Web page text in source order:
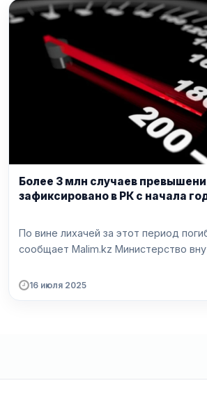
Более 3 млн случаев
зафиксировано в РК с начала
По вине лихачей за этот период
сообщает Malim.kz
16 июля 2025